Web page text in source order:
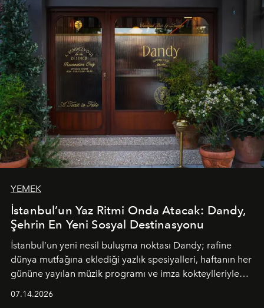
Paylaşıma, lezzete ve müziğe odaklanan bu özel
akşamlar, YAZ’ın sade lüks anlayışını gün batımından
geceye taşıyarak her hafta farklı bir deneyim sunuyor.
YEMEK
İstanbul’un Yaz Ritmi Onda Atacak: Dandy,
Şehrin En Yeni Sosyal Destinasyonu
İstanbul’un yeni nesil buluşma noktası Dandy; rafine
dünya mutfağına eklediği yazlık spesiyalleri, haftanın her
gününe yayılan müzik programı ve imza kokteylleriyle
07.14.2026